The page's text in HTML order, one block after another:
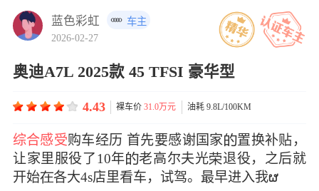
蓝色彩虹
车主
2026-02-27
奥迪A7L 2025款 45 TFSI 豪华型
4.43 裸车价31.0万元 油耗 9.8L/100KM
综合感受购车经历 首先要感谢国家置换补贴，
让家里服役了10年老高尔夫光退役，之后就
开始各大4s店里看车，试驾。最早进入我ຜ